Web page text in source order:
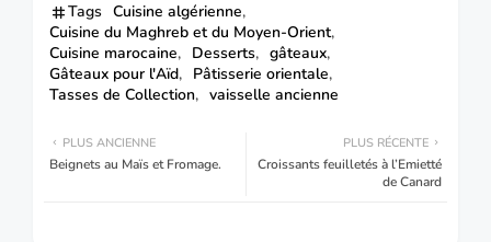
Tags Cuisine algérienne
Cuisine du Maghreb et du Moyen-Orient
Cuisine marocaine
Desserts
gâteaux
Gâteaux pour l'Aïd
Pâtisserie orientale
Tasses de Collection
vaisselle ancienne
PLUS RÉCENTE
Croissants feuilletés à l’Emietté
de Canard
PLUS ANCIENNE
Beignets au Maïs et Fromage.